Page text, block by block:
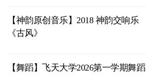
【神韵原创音乐】2018 神韵交响乐
《古风》
【舞蹈】飞天大学2026第一学期舞蹈